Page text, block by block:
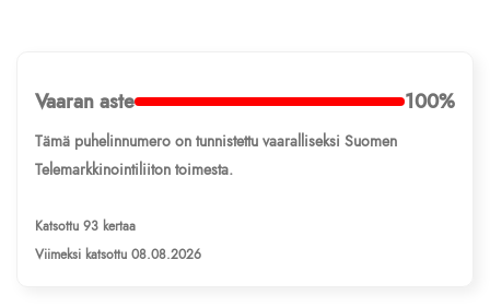
Vaaran aste 100%
Tämä puhelinnumero on tunnistettu vaaralliseksi Suomen
Telemarkkinointiliiton toimesta.
Katsottu 93 kertaa
Viimeksi katsottu 08.08.2026